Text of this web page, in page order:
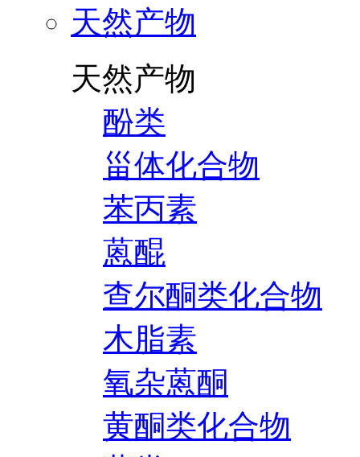
天然产物
天然产物
酚类
甾体化合物
苯丙素
蒽醌
查尔酮类化合物
木脂素
氧杂蒽酮
黄酮类化合物